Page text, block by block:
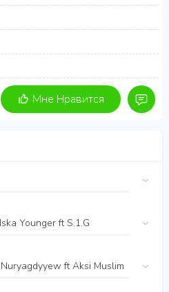
Мне Нравится
Younger ft S.1.G
ft Aksi Muslim